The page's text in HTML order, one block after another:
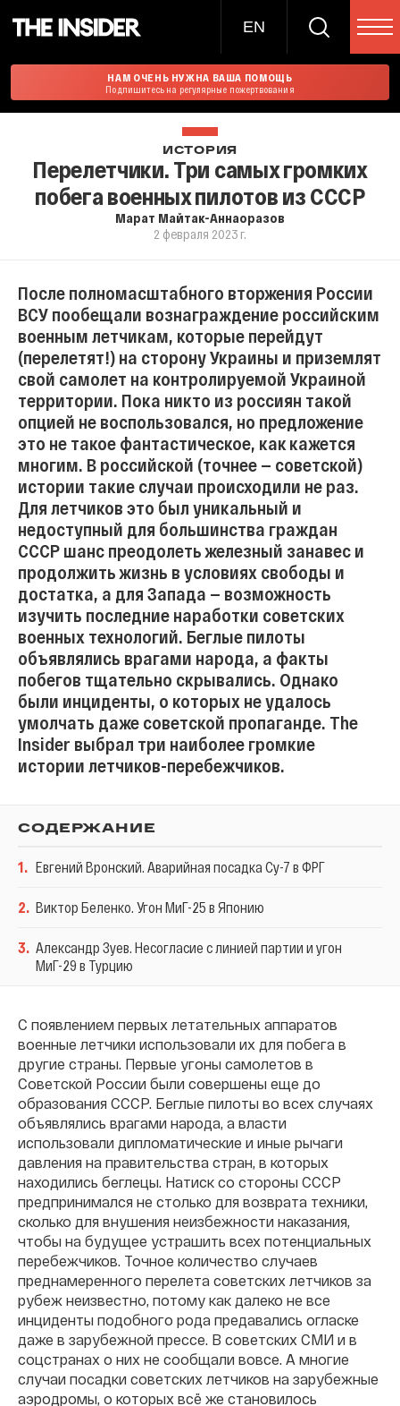
EN
НАМ ОЧЕНЬ НУЖНА ВАША ПОМОЩЬ
Подпишитесь на регулярные пожертвования
ИСТОРИЯ
Перелетчики. Три самых громких
побега военных пилотов из СССР
Марат Майтак-Аннаоразов
2 февраля 2023 г.
После полномасштабного вторжения России
ВСУ пообещали вознаграждение российским
военным летчикам, которые перейдут
(перелетят!) на сторону Украины и приземлят
свой самолет на контролируемой Украиной
территории. Пока никто из россиян такой
опцией не воспользовался, но предложение
это не такое фантастическое, как кажется
многим. В российской (точнее — советской)
истории такие случаи происходили не раз.
Для летчиков это был уникальный и
недоступный для большинства граждан
СССР шанс преодолеть железный занавес и
продолжить жизнь в условиях свободы и
достатка, а для Запада — возможность
изучить последние наработки советских
военных технологий. Беглые пилоты
объявлялись врагами народа, а факты
побегов тщательно скрывались. Однако
были инциденты, о которых не удалось
умолчать даже советской пропаганде. The
Insider выбрал три наиболее громкие
истории летчиков-перебежчиков.
СОДЕРЖАНИЕ
1. Евгений Вронский. Аварийная посадка Су-7 в ФРГ
2. Виктор Беленко. Угон МиГ-25 в Японию
3. Александр Зуев. Несогласие с линией партии и угон
МиГ-29 в Турцию
С появлением первых летательных аппаратов
военные летчики использовали их для побега в
другие страны. Первые угоны самолетов в
Советской России были совершены еще до
образования СССР. Беглые пилоты во всех случаях
объявлялись врагами народа, а власти
использовали дипломатические и иные рычаги
давления на правительства стран, в которых
находились беглецы. Натиск со стороны СССР
предпринимался не столько для возврата техники,
сколько для внушения неизбежности наказания,
чтобы на будущее устрашить всех потенциальных
перебежчиков. Точное количество случаев
преднамеренного перелета советских летчиков за
рубеж неизвестно, потому как далеко не все
инциденты подобного рода предавались огласке
даже в зарубежной прессе. В советских СМИ и в
соцстранах о них не сообщали вовсе. А многие
случаи посадки советских летчиков на зарубежные
аэродромы, о которых всё же становилось